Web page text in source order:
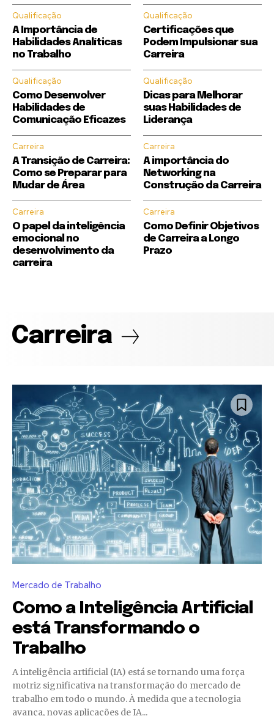
Qualificação
A Importância de
Habilidades Analíticas
no Trabalho
Qualificação
Certificações que
Podem Impulsionar sua
Carreira
Qualificação
Como Desenvolver
Habilidades de
Comunicação Eficazes
Qualificação
Dicas para Melhorar
suas Habilidades de
Liderança
Carreira
A Transição de Carreira:
Como se Preparar para
Mudar de Área
Carreira
A importância do
Networking na
Construção da Carreira
Carreira
O papel da inteligência
emocional no
desenvolvimento da
carreira
Carreira
Como Definir Objetivos
de Carreira a Longo
Prazo
Carreira
Mercado de Trabalho
Como a Inteligência Artificial
está Transformando o
Trabalho
A inteligência artificial (IA) está se tornando uma força
motriz significativa na transformação do mercado de
trabalho em todo o mundo. À medida que a tecnologia
avança, novas aplicações de IA...